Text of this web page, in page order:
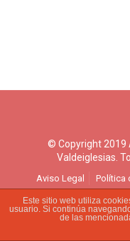
© Copyright 2019
Valdeiglesias.
Aviso Legal Política
Este sitio web utiliza
usuario. Si continúa
de las